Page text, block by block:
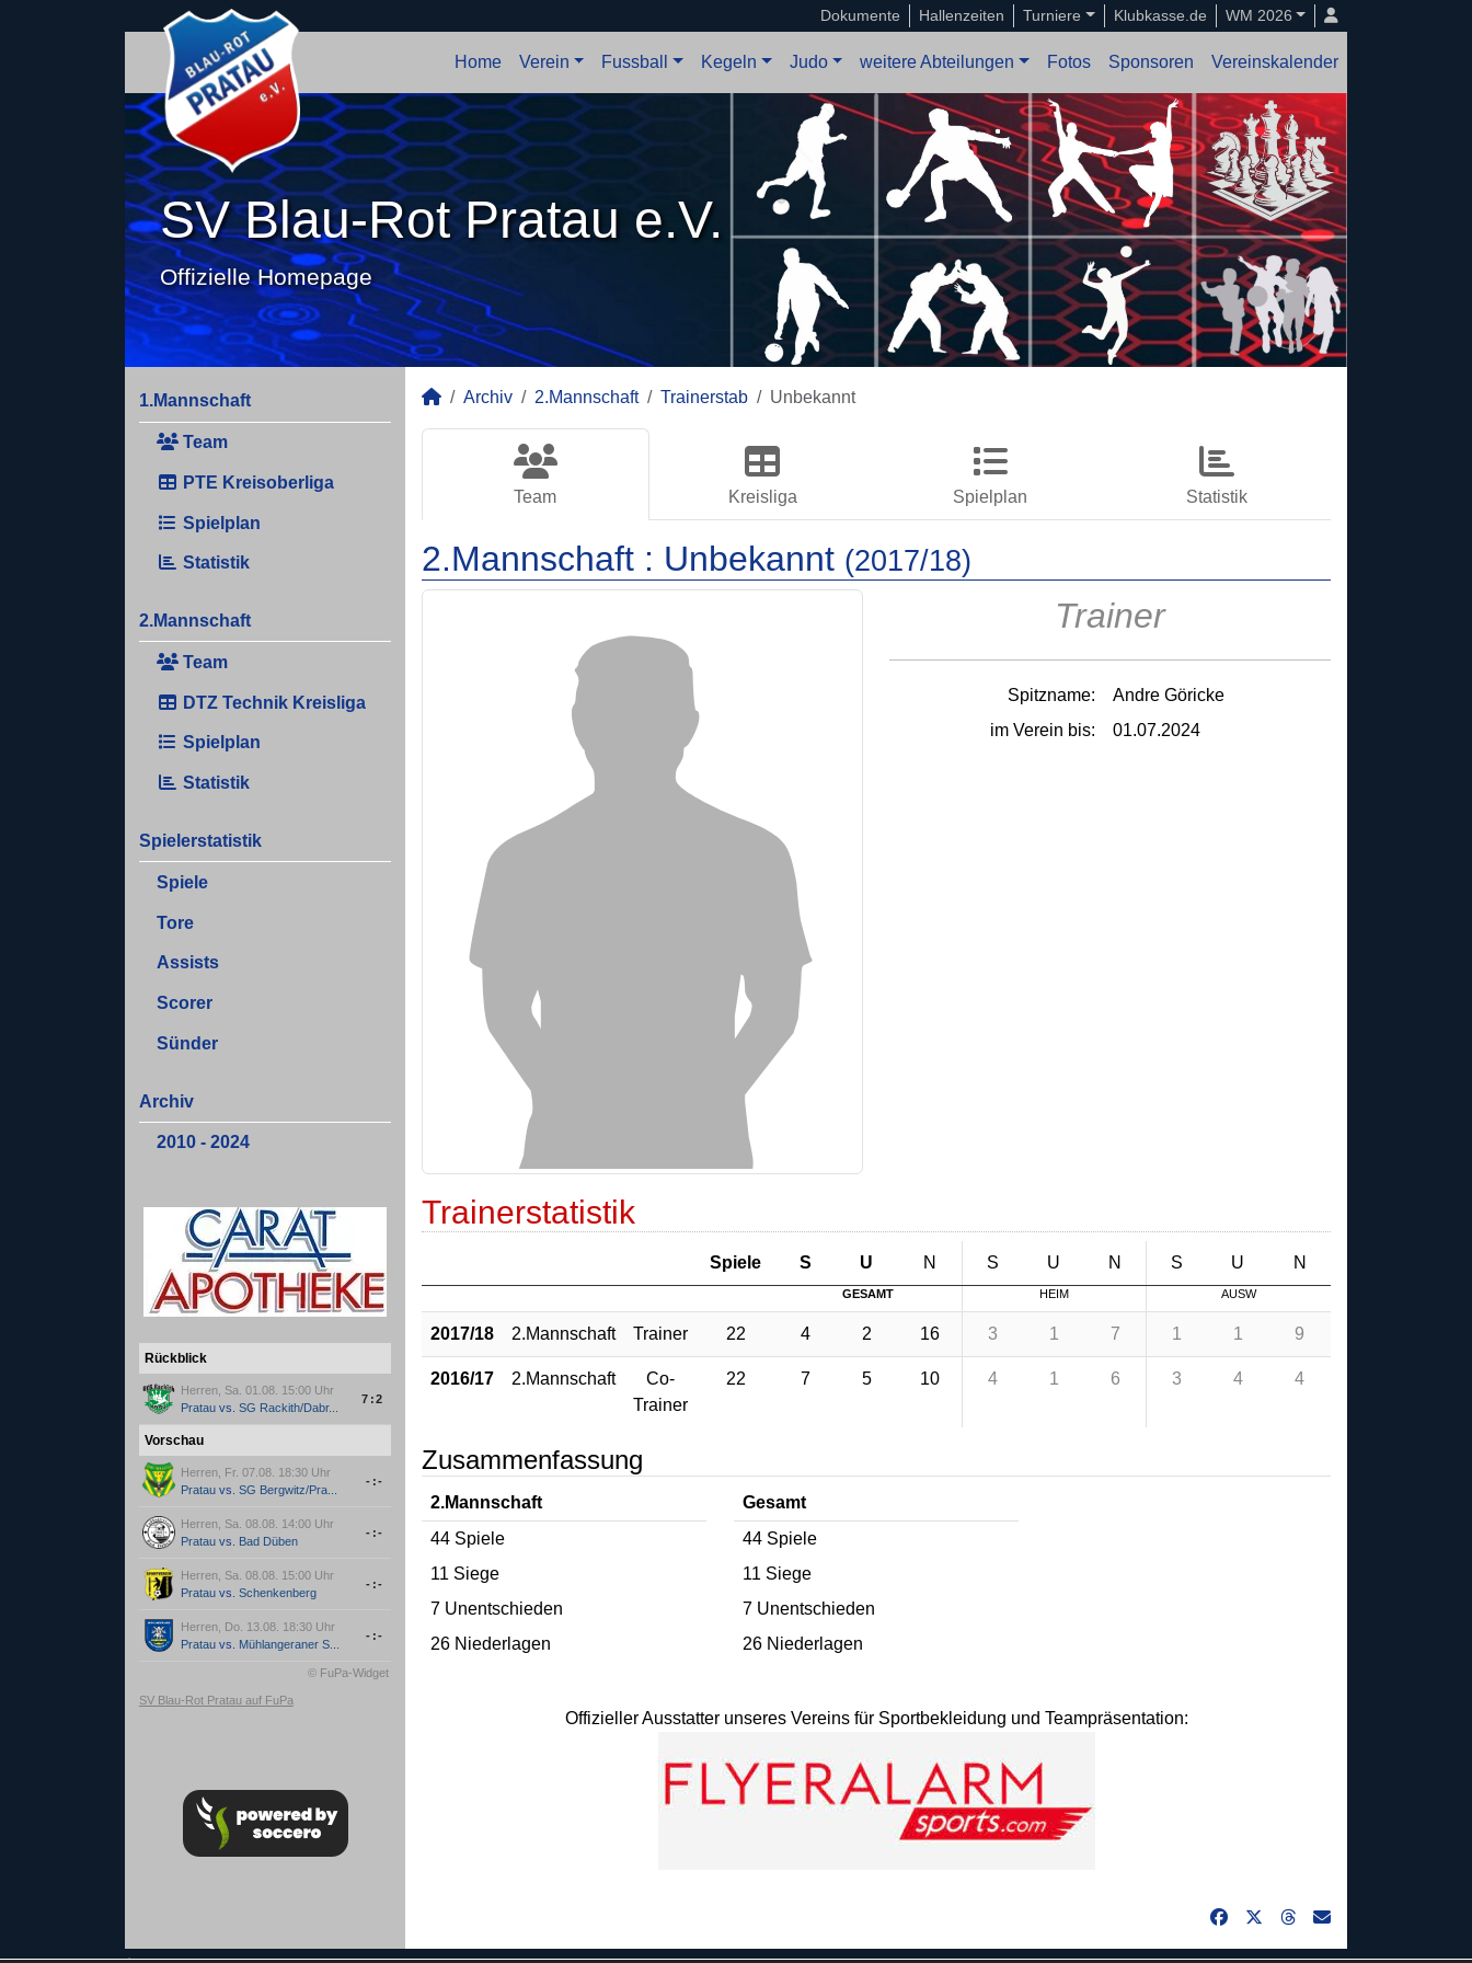
Dokumente Hallenzeiten Turniere Klubkasse.de WM 2026
Home Verein Fussball Kegeln Judo weitere Abteilungen Fotos Sponsoren Vereinskalender
SV Blau-Rot Pratau e.V.
Offizielle Homepage
1.Mannschaft
Team
PTE Kreisoberliga
Spielplan
Statistik
2.Mannschaft
Team
DTZ Technik Kreisliga
Spielplan
Statistik
Spielerstatistik
Spiele
Tore
Assists
Scorer
Sünder
Archiv
2010 - 2024
Rückblick
Herren, Sa. 01.08. 15:00 Uhr
Pratauvs. SG Rackith/Dabr...
7:2
Vorschau
Herren, Fr. 07.08. 18:30 Uhr
Pratauvs. SG Bergwitz/Pra...
-:-
Herren, Sa. 08.08. 14:00 Uhr
Pratauvs. Bad Düben
-:-
Herren, Sa. 08.08. 15:00 Uhr
Pratauvs. Schenkenberg
-:-
Herren, Do. 13.08. 18:30 Uhr
Pratauvs. Mühlangeraner S...
-:-
© FuPa-Widget
SV Blau-Rot Pratau auf FuPa
Archiv 2.Mannschaft Trainerstab Unbekannt
Team Kreisliga Spielplan Statistik
2.Mannschaft : Unbekannt (2017/18)
Trainer
Spitzname:
Andre Göricke
im Verein bis:
01.07.2024
Trainerstatistik
Spiele S U N S U N S U N
GESAMT HEIM AUSW
2017/18 2.Mannschaft Trainer 22 4 2 16 3 1 7 1 1 9
2016/17 2.Mannschaft
Co-
Trainer
22 7 5 10 4 1 6 3 4 4
Zusammenfassung
2.Mannschaft
44 Spiele
11 Siege
7 Unentschieden
26 Niederlagen
Gesamt
44 Spiele
11 Siege
7 Unentschieden
26 Niederlagen
Offizieller Ausstatter unseres Vereins für Sportbekleidung und Teampräsentation: